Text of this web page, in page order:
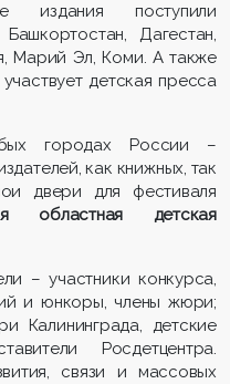
издания поступили
Дагестан,
Марий Эл, Коми. А также
детская пресса
городах России –
как книжных, так
двери для фестиваля
областная детская
– участники конкурса,
и юнкоры, члены жюри;
Калининграда, детские
Росдетцентра.
связи и массовых